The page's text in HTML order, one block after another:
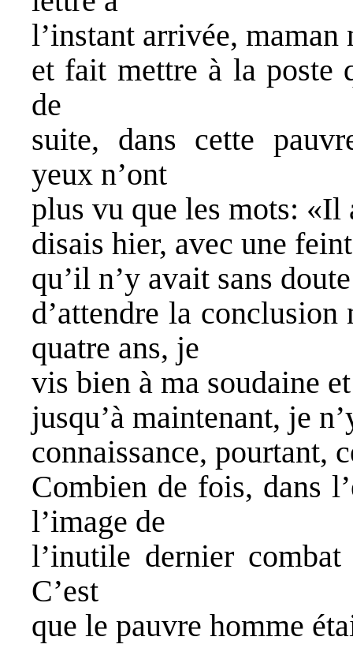
l’instant arrivée, maman
et fait mettre à la poste
de
suite, dans cette
yeux n’ont
plus vu que les mots:
disais hier, avec une
qu’il n’y avait sans
d’attendre la
quatre ans, je
vis bien à ma soudaine
jusqu’à maintenant, je
connaissance, pourtant,
Combien de fois, dans
l’image de
l’inutile dernier
C’est
que le pauvre homme